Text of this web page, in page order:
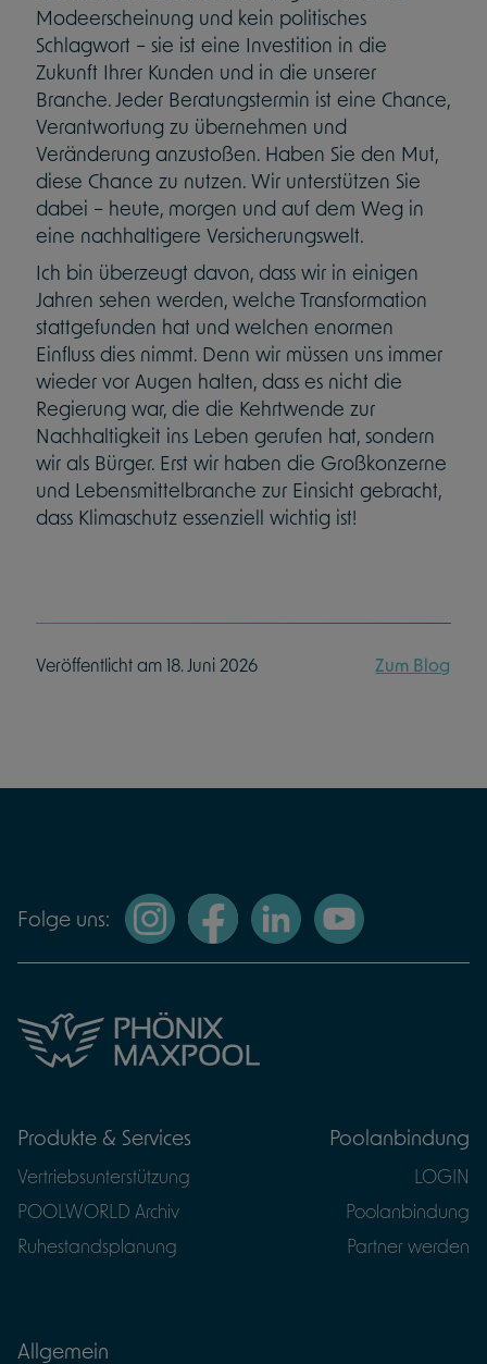
Modeerscheinung und kein politisches
Schlagwort – sie ist eine Investition in die
Zukunft Ihrer Kunden und in die unserer
Branche. Jeder Beratungstermin ist eine Chance,
Verantwortung zu übernehmen und
Veränderung anzustoßen. Haben Sie den Mut,
diese Chance zu nutzen. Wir unterstützen Sie
dabei – heute, morgen und auf dem Weg in
eine nachhaltigere Versicherungswelt.
Ich bin überzeugt davon, dass wir in einigen
Jahren sehen werden, welche Transformation
stattgefunden hat und welchen enormen
Einfluss dies nimmt. Denn wir müssen uns immer
wieder vor Augen halten, dass es nicht die
Regierung war, die die Kehrtwende zur
Nachhaltigkeit ins Leben gerufen hat, sondern
wir als Bürger. Erst wir haben die Großkonzerne
und Lebensmittelbranche zur Einsicht gebracht,
dass Klimaschutz essenziell wichtig ist!
Veröffentlicht am 18. Juni 2026 Zum Blog
Folge uns:
Produkte & Services
Vertriebsunterstützung
POOLWORLD Archiv
Ruhestandsplanung
Poolanbindung
LOGIN
Poolanbindung
Partner werden
Allgemein